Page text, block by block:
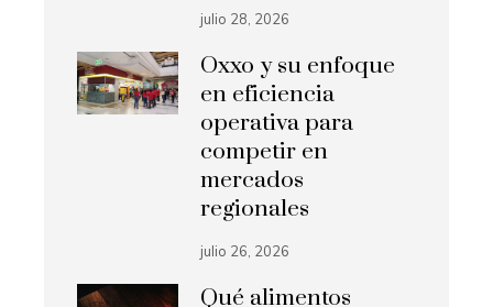
julio 28, 2026
Oxxo y su enfoque
en eficiencia
operativa para
competir en
mercados
regionales
julio 26, 2026
Qué alimentos